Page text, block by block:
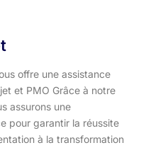
offre une assistance
et PMO Grâce à notre
assurons une
pour garantir la réussite
à la transformation